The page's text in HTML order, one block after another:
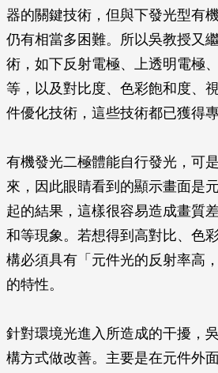
器的關鍵技術，但與下發光型有
仍有相當多困難。所以吳教授又
術，如下反射電極、上透明電極
等，以及對比度、色彩飽和度、
件優化技術，這些技術都已獲得專
有機發光二極體能自行發光，可
來，因此眼睛看到的顯示畫面是
起的結果，這樣很容易造成畫質
和等現象。若想得到高對比、色
構必須具有「元件光的反射率高
的特性。
針對環境光進入所造成的干擾，
構方式做改善。主要是在元件外